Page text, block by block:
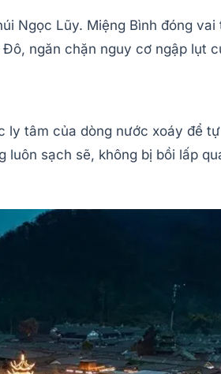
Ngọc Lũy. Miệng Bình đóng
ngăn chặn nguy cơ ngập lụt
tâm của dòng nước xoáy để
sạch sẽ, không bị bồi lấp